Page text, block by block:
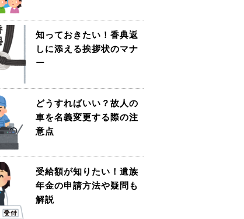
知っておきたい！香典返
しに添える挨拶状のマナ
ー
どうすればいい？故人の
車を名義変更する際の注
意点
受給額が知りたい！遺族
年金の申請方法や疑問も
解説